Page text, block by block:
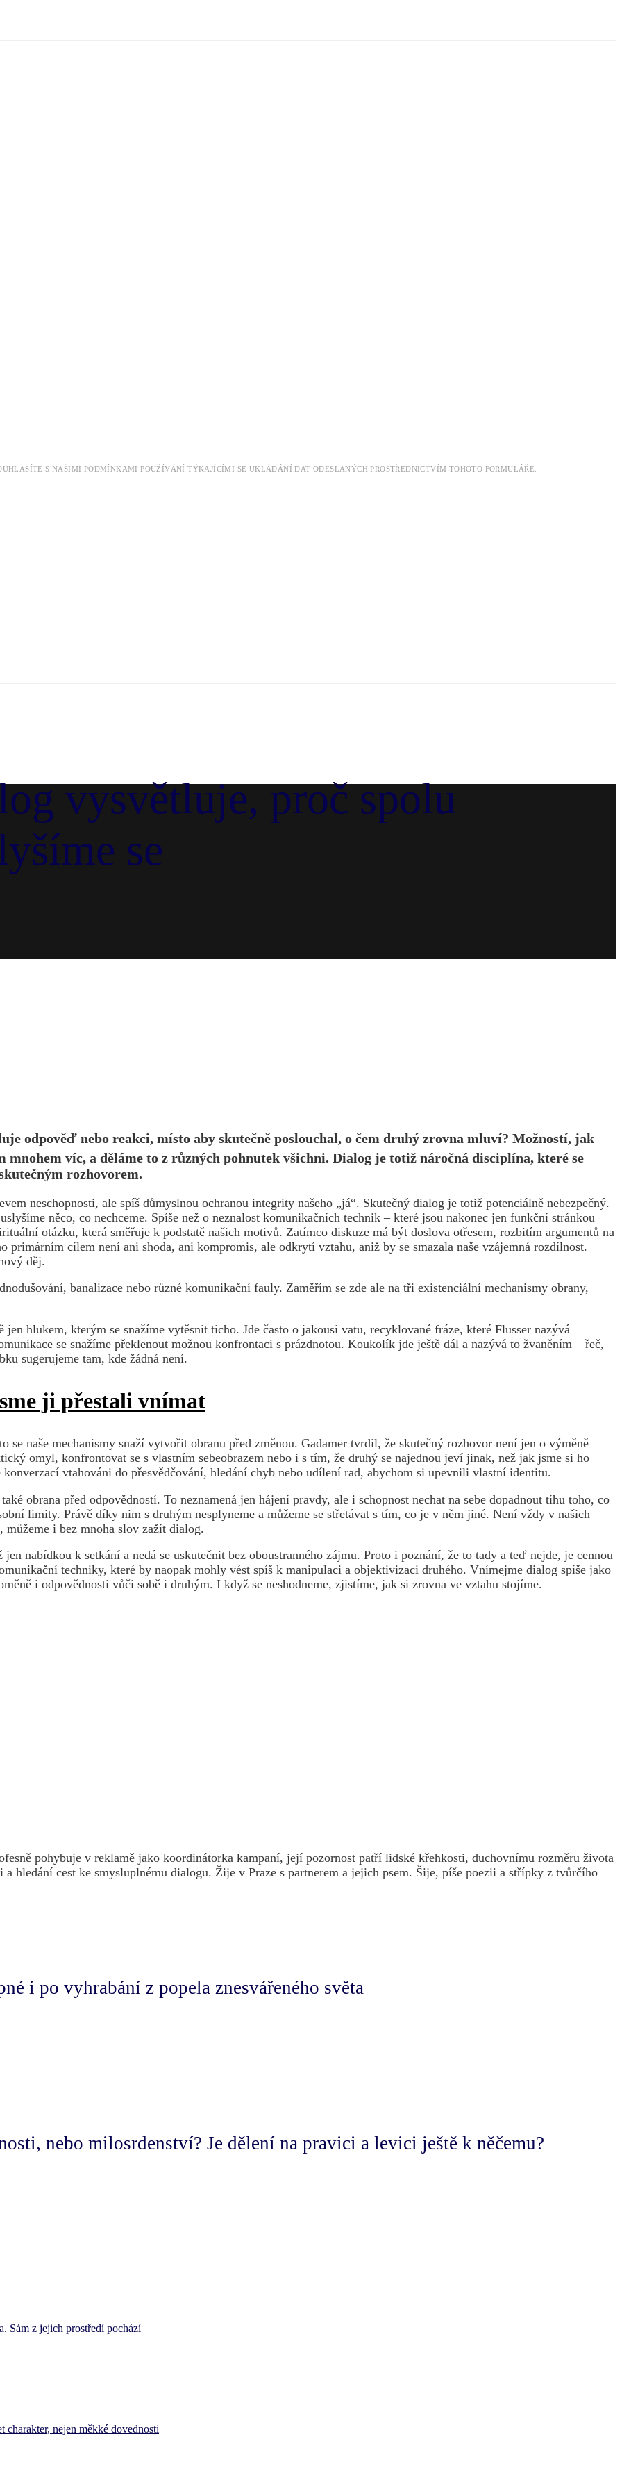
S NAŠIMI PODMÍNKAMI POUŽÍVÁNÍ TÝKAJÍCÍMI SE UKLÁDÁNÍ DAT ODESLANÝCH PROSTŘEDNICTVÍM TOHOTO FORMULÁŘE.
vysvětluje, proč spolu
se
odpověď nebo reakci, místo aby skutečně poslouchal, o čem druhý zrovna mluví? Možností, jak
víc, a děláme to z různých pohnutek všichni. Dialog je totiž náročná disciplína, které se
rozhovorem.
neschopnosti, ale spíš důmyslnou ochranou integrity našeho „já“. Skutečný dialog je totiž potenciálně nebezpečný.
něco, co nechceme. Spíše než o neznalost komunikačních technik – které jsou nakonec jen funkční stránkou
otázku, která směřuje k podstatě našich motivů. Zatímco diskuze má být doslova otřesem, rozbitím argumentů na
primárním cílem není ani shoda, ani kompromis, ale odkrytí vztahu, aniž by se smazala naše vzájemná rozdílnost.
děj.
banalizace nebo různé komunikační fauly. Zaměřím se zde ale na tři existenciální mechanismy obrany,
hlukem, kterým se snažíme vytěsnit ticho. Jde často o jakousi vatu, recyklované fráze, které Flusser nazývá
se snažíme překlenout možnou konfrontaci s prázdnotou. Koukolík jde ještě dál a nazývá to žvaněním – řeč,
sugerujeme tam, kde žádná není.
ji přestali vnímat
se naše mechanismy snaží vytvořit obranu před změnou. Gadamer tvrdil, že skutečný rozhovor není jen o výměně
omyl, konfrontovat se s vlastním sebeobrazem nebo i s tím, že druhý se najednou jeví jinak, než jak jsme si ho
vtahováni do přesvědčování, hledání chyb nebo udílení rad, abychom si upevnili vlastní identitu.
obrana před odpovědností. To neznamená jen hájení pravdy, ale i schopnost nechat na sebe dopadnout tíhu toho, co
limity. Právě díky nim s druhým nesplyneme a můžeme se střetávat s tím, co je v něm jiné. Není vždy v našich
i bez mnoha slov zažít dialog.
nabídkou k setkání a nedá se uskutečnit bez oboustranného zájmu. Proto i poznání, že to tady a teď nejde, je cennou
techniky, které by naopak mohly vést spíš k manipulaci a objektivizaci druhého. Vnímejme dialog spíše jako
i odpovědnosti vůči sobě i druhým. I když se neshodneme, zjistíme, jak si zrovna ve vztahu stojíme.
pohybuje v reklamě jako koordinátorka kampaní, její pozornost patří lidské křehkosti, duchovnímu rozměru života
hledání cest ke smysluplnému dialogu. Žije v Praze s partnerem a jejich psem. Šije, píše poezii a střípky z tvůrčího
i po vyhrabání z popela znesvářeného světa
nebo milosrdenství? Je dělení na pravici a levici ještě k něčemu?
Sám z jejich prostředí pochází
charakter, nejen měkké dovednosti